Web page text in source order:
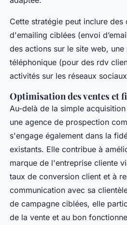
Cette stratégie peut inclure des
d'emailing ciblées (envoi
des actions sur le site web,
téléphonique (pour des rdv
activités sur les réseaux
Optimisation des ventes et
Au-delà de la simple
une agence de prospection
s'engage également dans la
existants. Elle contribue à
marque de l'entreprise cliente
taux de conversion client et à
communication avec sa
de campagne ciblées, elle
de la vente et au bon